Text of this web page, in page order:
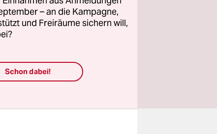
– an die Kampagne,
und Freiräume sichern will,
Schon dabei!